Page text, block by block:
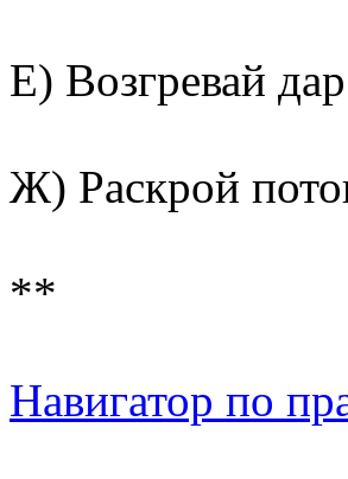
Е) Возгревай
Ж) Раскрой
**
Навигатор по